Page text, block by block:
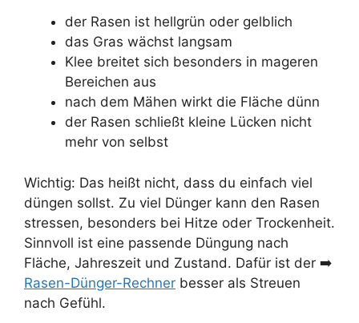
der Rasen ist hellgrün oder gelblich
das Gras wächst langsam
Klee breitet sich besonders in mageren
Bereichen aus
nach dem Mähen wirkt die Fläche dünn
der Rasen schließt kleine Lücken nicht
mehr von selbst
Wichtig: Das heißt nicht, dass du einfach viel
düngen sollst. Zu viel Dünger kann den Rasen
stressen, besonders bei Hitze oder Trockenheit.
Sinnvoll ist eine passende Düngung nach
Fläche, Jahreszeit und Zustand. Dafür ist der ➡️
Rasen-Dünger-Rechner besser als Streuen
nach Gefühl.